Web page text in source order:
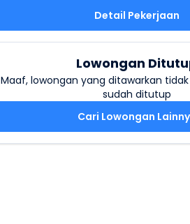
Detail Pekerjaan
Lowongan
Maaf, lowongan yang ditawarkan
sudah ditutup
Cari Lowongan